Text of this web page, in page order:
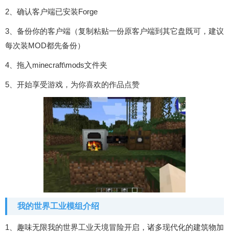
2、确认客户端已安装Forge
3、备份你的客户端（复制粘贴一份原客户端到其它盘既可，建议
每次装MOD都先备份）
4、拖入minecraft\mods文件夹
5、开始享受游戏，为你喜欢的作品点赞
我的世界工业模组介绍
1、趣味无限我的世界工业天境冒险开启，诸多现代化的建筑物加